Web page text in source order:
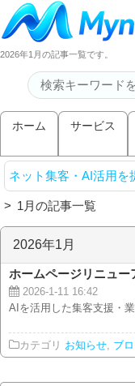
2026年1月の記事一覧です。
ホーム サービス
ネット集客・AI活用を
> 1月の記事一覧
2026年1月
ホームページリニュー
2026-1-11 16:42
AIを活用した集客支援・
カテゴリ お知らせ, ブ